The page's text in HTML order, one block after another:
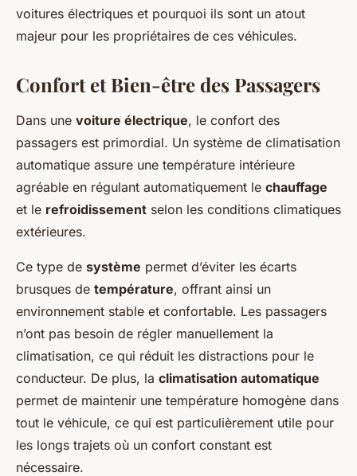
voitures électriques et pourquoi ils sont un atout
majeur pour les propriétaires de ces véhicules.
Confort et Bien-être des Passagers
Dans une voiture électrique, le confort des
passagers est primordial. Un système de climatisation
automatique assure une température intérieure
agréable en régulant automatiquement le chauffage
et le refroidissement selon les conditions climatiques
extérieures.
Ce type de système permet d’éviter les écarts
brusques de température, offrant ainsi un
environnement stable et confortable. Les passagers
n’ont pas besoin de régler manuellement la
climatisation, ce qui réduit les distractions pour le
conducteur. De plus, la climatisation automatique
permet de maintenir une température homogène dans
tout le véhicule, ce qui est particulièrement utile pour
les longs trajets où un confort constant est
nécessaire.